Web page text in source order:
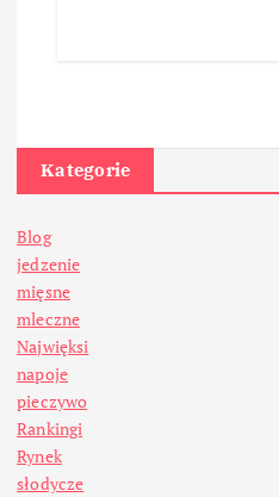
Kategorie
Blog
jedzenie
mięsne
mleczne
Najwięksi
napoje
pieczywo
Rankingi
Rynek
słodycze